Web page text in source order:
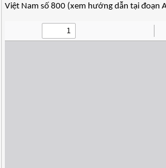
Việt Nam số 800 (xem hướng dẫn tại đoạn